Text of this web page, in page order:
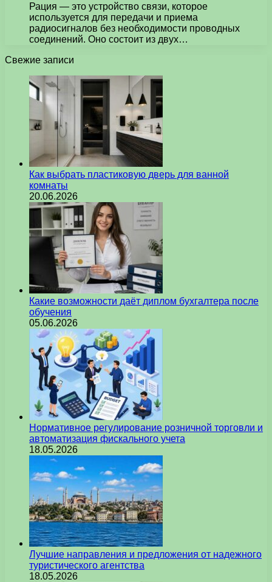
Рация — это устройство связи, которое
используется для передачи и приема
радиосигналов без необходимости проводных
соединений. Оно состоит из двух…
Свежие записи
Как выбрать пластиковую дверь для ванной
комнаты
20.06.2026
Какие возможности даёт диплом бухгалтера после
обучения
05.06.2026
Нормативное регулирование розничной торговли и
автоматизация фискального учета
18.05.2026
Лучшие направления и предложения от надежного
туристического агентства
18.05.2026